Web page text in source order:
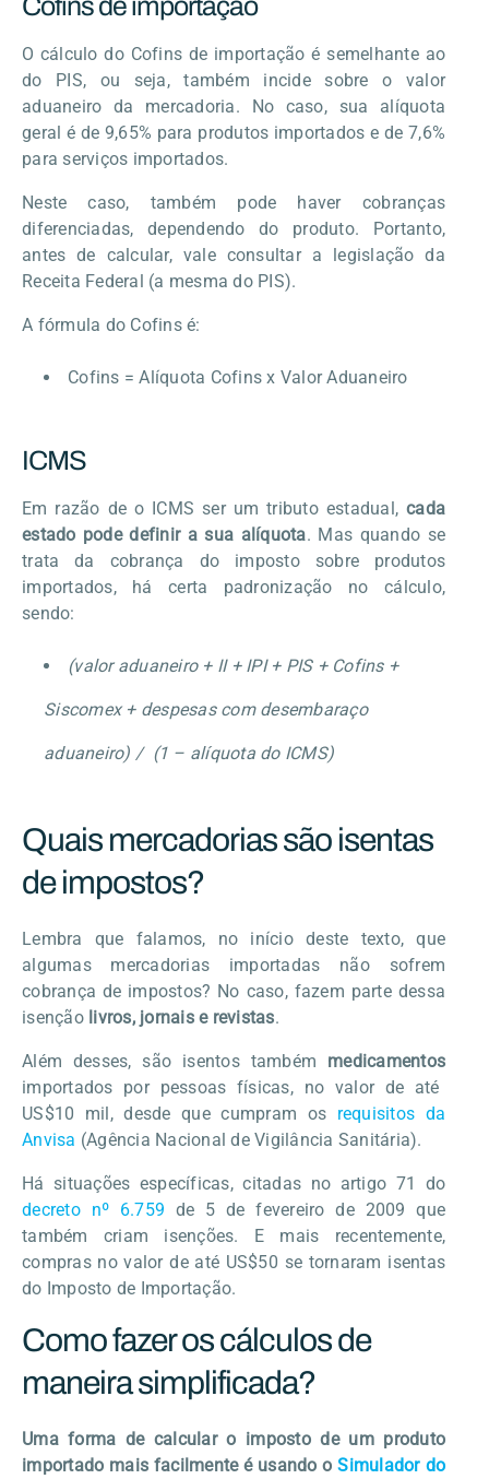
Cofins de importação
O cálculo do Cofins de importação é semelhante ao
do PIS, ou seja, também incide sobre o valor
aduaneiro da mercadoria. No caso, sua alíquota
geral é de 9,65% para produtos importados e de 7,6%
para serviços importados.
Neste caso, também pode haver cobranças
diferenciadas, dependendo do produto. Portanto,
antes de calcular, vale consultar a legislação da
Receita Federal (a mesma do PIS).
A fórmula do Cofins é:
Cofins = Alíquota Cofins x Valor Aduaneiro
ICMS
Em razão de o ICMS ser um tributo estadual, cada
estado pode definir a sua alíquota. Mas quando se
trata da cobrança do imposto sobre produtos
importados, há certa padronização no cálculo,
sendo:
(valor aduaneiro + II + IPI + PIS + Cofins +
Siscomex + despesas com desembaraço
aduaneiro) / (1 – alíquota do ICMS)
Quais mercadorias são isentas
de impostos?
Lembra que falamos, no início deste texto, que
algumas mercadorias importadas não sofrem
cobrança de impostos? No caso, fazem parte dessa
isenção livros, jornais e revistas.
Além desses, são isentos também medicamentos
importados por pessoas físicas, no valor de até
US$10 mil, desde que cumpram os requisitos da
Anvisa (Agência Nacional de Vigilância Sanitária).
Há situações específicas, citadas no artigo 71 do
decreto nº 6.759 de 5 de fevereiro de 2009 que
também criam isenções. E mais recentemente,
compras no valor de até US$50 se tornaram isentas
do Imposto de Importação.
Como fazer os cálculos de
maneira simplificada?
Uma forma de calcular o imposto de um produto
importado mais facilmente é usando oSimulador do